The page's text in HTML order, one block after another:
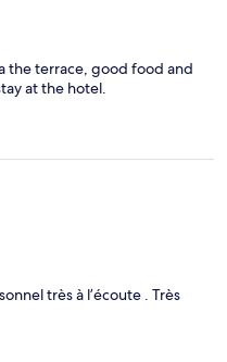
the terrace, good food and
at the hotel.
très à l’écoute . Très